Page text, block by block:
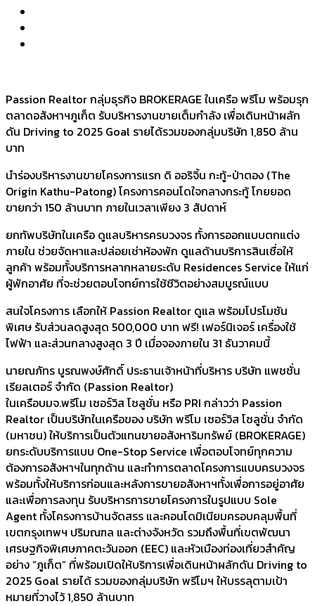
Passion Realtor กลุ่มธุรกิจ BROKERAGE ในเครือ พรีโม พร้อมรุก
ตลาดอสังหาฯภูเก็ต รับบริหารงานขายเต็มกำลัง เพื่อเดินหน้าผลัก
ดัน Driving to 2025 Goal รายได้รวมของกลุ่มบริษัท 1,850 ล้าน
บาท
นำร่องบริหารงานขายโครงการแรก ดิ ออริจิ้น กะทู้-ป่าตอง (The
Origin Kathu-Patong) โครงการคอนโดใจกลางกระทู้ โกยยอด
ขายกว่า 150 ล้านบาท ภายในเวลาเพียง 3 สัปดาห์
ยกทัพบริษัทในเครือ ดูแลบริหารครบวงจร ทั้งการออกแบบตกแต่ง
ภายใน ช่วยจัดหาและปล่อยเช่าห้องพัก ดูแลด้านบริการสินเชื่อให้
ลูกค้า พร้อมทั้งบริการหลากหลายระดับ Residences Service ให้แก่
ผู้พักอาศัย ที่จะช่วยตอบโจทย์การใช้ชีวิตอย่างสมบูรณ์แบบ
สนใจโครงการ เลือกให้ Passion Realtor ดูแล พร้อมโปรโมชัน
พิเศษ รับส่วนลดสูงสุด 500,000 บาท ฟรี! เฟอร์นิเจอร์ เครื่องใช้
ไฟฟ้า และส่วนกลางสูงสุด 3 ปี เมื่อจองภายใน 31 ธันวาคมนี้
นายณภัทร บูรณพงษ์ศักดิ์ ประธานเจ้าหน้าที่บริหาร บริษัท แพชชั่น
เรียลเตอร์ จำกัด (Passion Realtor)
ในเครือบมจ.พรีโม เซอร์วิส โซลูชั่น หรือ PRI กล่าวว่า Passion
Realtor เป็นบริษัทในเครือของ บริษัท พรีโม เซอร์วิส โซลูชั่น จำกัด
(มหาชน) ให้บริการเป็นตัวแทนขายอสังหาริมทรัพย์ (BROKERAGE)
ยกระดับบริการแบบ One-Stop Service เพื่อตอบโจทย์ทุกความ
ต้องการอสังหาฯในทุกด้าน และทำการตลาดโครงการแบบครบวงจร
พร้อมทั้งให้บริการก่อนและหลังการขายอสังหาฯทั้งเพื่อการอยู่อาศัย
และเพื่อการลงทุน รับบริหารการขายโครงการในรูปแบบ Sole
Agent ทั้งโครงการบ้านจัดสรร และคอนโดมิเนียมครอบคลุมพื้นที่
เขตกรุงเทพฯ ปริมณฑล และต่างจังหวัด รวมถึงพื้นที่เขตพัฒนา
เศรษฐกิจพิเศษภาคตะวันออก (EEC) และหัวเมืองท่องเที่ยวสำคัญ
อย่าง “ภูเก็ต” ที่พร้อมเปิดให้บริการเพื่อเดินหน้าผลักดัน Driving to
2025 Goal รายได้ รวมของกลุ่มบริษัท พรีโมฯ ให้บรรลุตามเป้า
หมายที่วางไว้ 1,850 ล้านบาท